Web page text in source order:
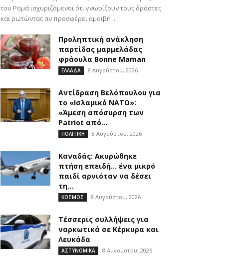
του Ρομά ισχυριζόμενοι ότι γνωρίζουν τους δράστες
και ρωτώντας αν προσφέρει αμοιβή ...
Προληπτική ανάκληση
παρτίδας μαρμελάδας
φράουλα Bonne Maman
ΕΛΛΑΔΑ 8 Αυγούστου, 2026
Αντίδραση Βελόπουλου για
το «Ισλαμικό ΝΑΤΟ»:
«Άμεση απόσυρση των
Patriot από...
ΠΟΛΙΤΙΚΗ 8 Αυγούστου, 2026
Καναδάς: Ακυρώθηκε
πτήση επειδή… ένα μικρό
παιδί αρνιόταν να δέσει
τη...
ΚΟΣΜΟΣ 8 Αυγούστου, 2026
Τέσσερις συλλήψεις για
ναρκωτικά σε Κέρκυρα και
Λευκάδα
ΑΣΤΥΝΟΜΙΚΑ 8 Αυγούστου, 2026